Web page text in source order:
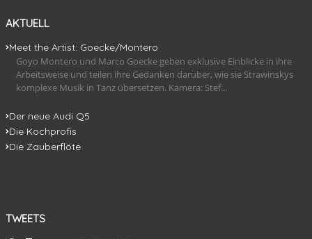
AKTUELL
Meet the Artist: Goecke/Montero
Goyo Montero und Marco Goecke geben exklusive Einblicke in ihre
Arbeitsweise und teilen ihre Gedanken darüber, wie sie Strawinskys
komplexe Musik in Tanz übersetzen. Kamera: Stef...
Der neue Audi Q5
Die Kochprofis
Die Zauberflöte
TWEETS